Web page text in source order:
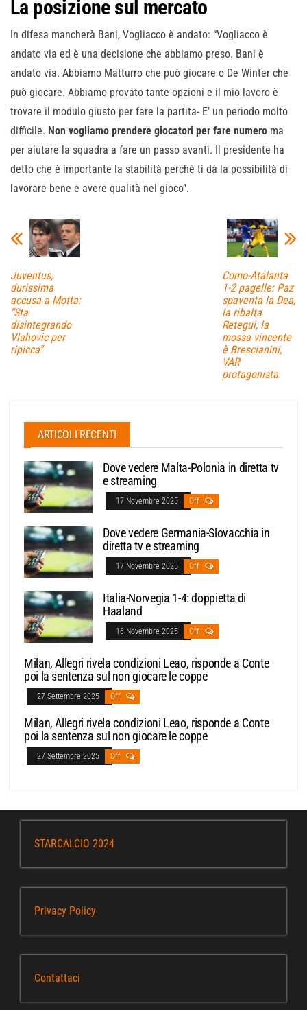
La posizione sul mercato
In difesa mancherà Bani, Vogliacco è andato: “Vogliacco è
andato via ed è una decisione che abbiamo preso. Bani è
andato via. Abbiamo Matturro che può giocare o De Winter che
può giocare. Abbiamo provato tante opzioni e il mio lavoro è
trovare il modulo giusto per fare la partita- E’ un periodo molto
difficile. Non vogliamo prendere giocatori per fare numero ma
per aiutare la squadra a fare un passo avanti. Il presidente ha
detto che è importante la stabilità perché ti dà la possibilità di
lavorare bene e avere qualità nel gioco”.
Juventus,
durissima
accusa a Motta:
“Sta
disintegrando
Vlahovic per
ripicca”
Como-Atalanta
1-2 pagelle: Paz
spaventa la Dea,
la ribalta
Retegui, la
mossa vincente
è Brescianini,
VAR
protagonista
ARTICOLI RECENTI
Dove vedere Malta-Polonia in diretta tv
e streaming
17 Novembre 2025 Off
Dove vedere Germania-Slovacchia in
diretta tv e streaming
17 Novembre 2025 Off
Italia-Norvegia 1-4: doppietta di
Haaland
16 Novembre 2025 Off
Milan, Allegri rivela condizioni Leao, risponde a Conte
poi la sentenza sul non giocare le coppe
27 Settembre 2025 Off
Milan, Allegri rivela condizioni Leao, risponde a Conte
poi la sentenza sul non giocare le coppe
27 Settembre 2025 Off
STARCALCIO 2024
Privacy Policy
Contattaci